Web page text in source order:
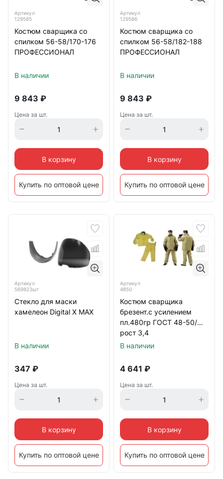
Артикул
129585
Костюм сварщика со
спилком 56-58/170-176
ПРОФЕССИОНАЛ
В наличии
9 843 ₽
Цена за шт.
В корзину
Купить по оптовой цене
Артикул
129586
Костюм сварщика со
спилком 56-58/182-188
ПРОФЕССИОНАЛ
В наличии
9 843 ₽
Цена за шт.
В корзину
Купить по оптовой цене
Артикул
569823шт
Стекло для маски
хамелеон Digital X MAX
В наличии
347 ₽
Цена за шт.
В корзину
Купить по оптовой цене
Артикул
4850
Костюм сварщика
брезент.с усилением
пл.480гр ГОСТ 48-50/
рост 3,4
ПРОФЕССИОНАЛ
В наличии
4 641 ₽
Цена за шт.
В корзину
Купить по оптовой цене